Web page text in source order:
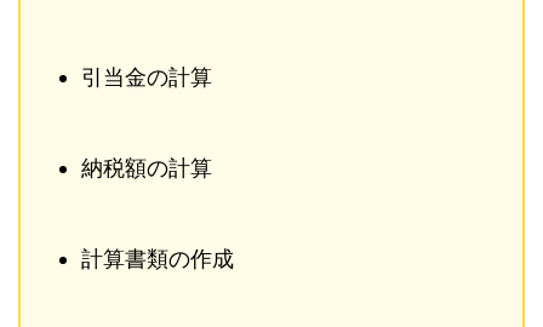
引当金の計算
納税額の計算
計算書類の作成